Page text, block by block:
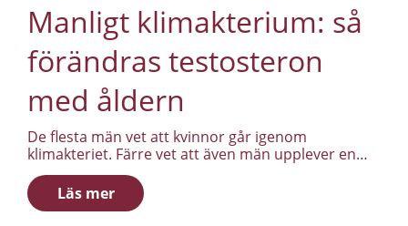
Manligt klimakterium: så
förändras testosteron
med åldern
De flesta män vet att kvinnor går igenom
klimakteriet. Färre vet att även män upplever en
hormonell förändring med åren, bara
långsammare och mer omärkligt. På fackspråk
kallas detta ofta andropaus, eller manligt
Läs mer